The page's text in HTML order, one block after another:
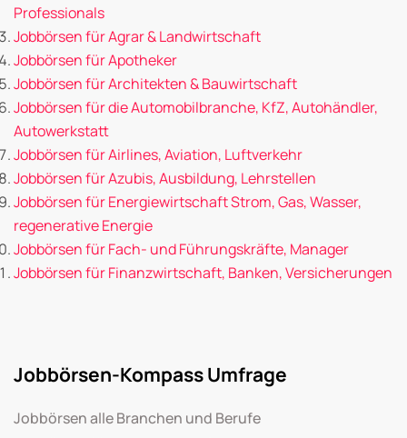
Professionals
Jobbörsen für Agrar & Landwirtschaft
Jobbörsen für Apotheker
Jobbörsen für Architekten & Bauwirtschaft
Jobbörsen für die Automobilbranche, KfZ, Autohändler,
Autowerkstatt
Jobbörsen für Airlines, Aviation, Luftverkehr
Jobbörsen für Azubis, Ausbildung, Lehrstellen
Jobbörsen für Energiewirtschaft Strom, Gas, Wasser,
regenerative Energie
Jobbörsen für Fach- und Führungskräfte, Manager
Jobbörsen für Finanzwirtschaft, Banken, Versicherungen
Jobbörsen-Kompass Umfrage
Jobbörsen alle Branchen und Berufe